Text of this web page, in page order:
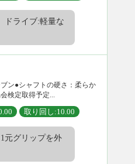
ドライブ:軽量な
ン●シャフトの硬さ：柔らか
検定取得予定...
取り回し:10.00
元グリップを外